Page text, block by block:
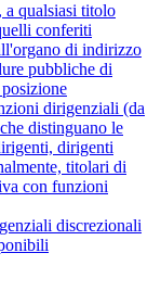
qualsiasi titolo
conferiti
di indirizzo
pubbliche di
dirigenziali (da
distinguano le
dirigenti
titolari di
con funzioni
discrezionali